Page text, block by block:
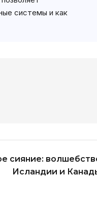
системы и как
сияние:
Исландии и